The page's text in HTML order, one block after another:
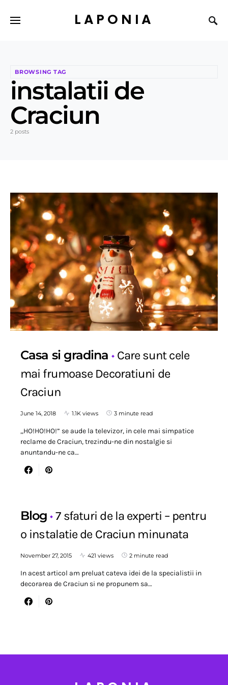
LAPONIA
BROWSING TAG
instalatii de
Craciun
2 posts
Casa si gradina
Care sunt cele
mai frumoase Decoratiuni de
Craciun
June 14, 2018 1.1K views 3 minute read
,,HO!HO!HO!” se aude la televizor, in cele mai simpatice
reclame de Craciun, trezindu-ne din nostalgie si
anuntandu-ne ca…
Blog
7 sfaturi de la experti – pentru
o instalatie de Craciun minunata
November 27, 2015 421 views 2 minute read
In acest articol am preluat cateva idei de la specialistii in
decorarea de Craciun si ne propunem sa…